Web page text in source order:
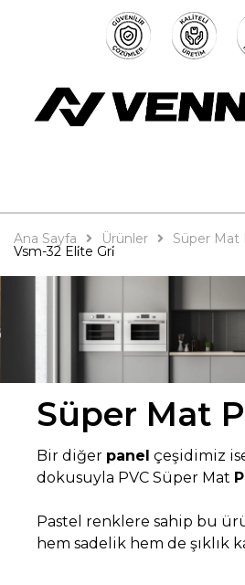
Ana Sayfa Ürünler Süper Mat
Vsm-32 Eli̇te Gri̇
Süper Mat
Bir diğer panel çeşidimiz
dokusuyla PVC Süper Mat
Pastel renklere sahip bu
hem sadelik hem de şıklık